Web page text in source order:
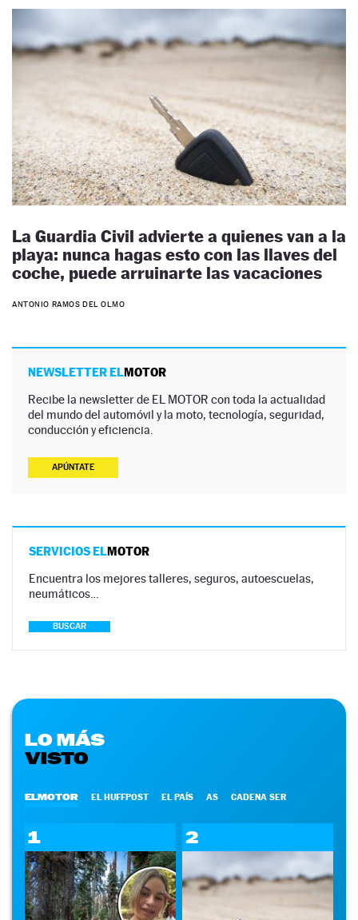
La Guardia Civil advierte a quienes van a la
playa: nunca hagas esto con las llaves del
coche, puede arruinarte las vacaciones
ANTONIO RAMOS DEL OLMO
NEWSLETTER ELMOTOR
Recibe la newsletter de EL MOTOR con toda la actualidad
del mundo del automóvil y la moto, tecnología, seguridad,
conducción y eficiencia.
APÚNTATE
SERVICIOS ELMOTOR
Encuentra los mejores talleres, seguros, autoescuelas,
neumáticos…
BUSCAR
LO MÁS
VISTO
ELMOTOR EL HUFFPOST EL PAÍS AS CADENA SER
1 2